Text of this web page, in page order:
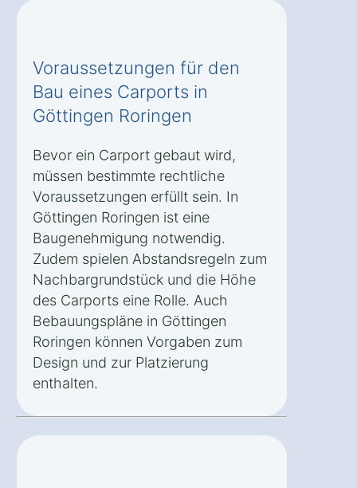
Voraussetzungen für den
Bau eines Carports in
Göttingen Roringen
Bevor ein Carport gebaut wird,
müssen bestimmte rechtliche
Voraussetzungen erfüllt sein. In
Göttingen Roringen ist eine
Baugenehmigung notwendig.
Zudem spielen Abstandsregeln zum
Nachbargrundstück und die Höhe
des Carports eine Rolle. Auch
Bebauungspläne in Göttingen
Roringen können Vorgaben zum
Design und zur Platzierung
enthalten.